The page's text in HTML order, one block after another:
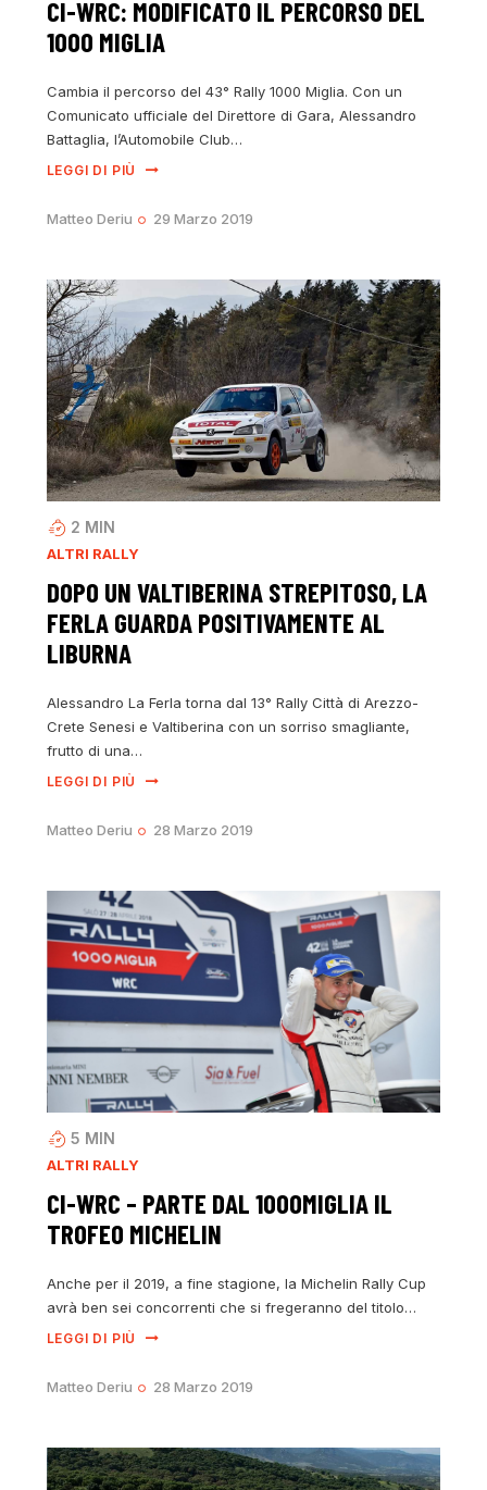
CI-WRC: MODIFICATO IL PERCORSO DEL
1000 MIGLIA
Cambia il percorso del 43° Rally 1000 Miglia. Con un
Comunicato ufficiale del Direttore di Gara, Alessandro
Battaglia, l’Automobile Club…
LEGGI DI PIÙ
Matteo Deriu 29 Marzo 2019
2 MIN
ALTRI RALLY
DOPO UN VALTIBERINA STREPITOSO, LA
FERLA GUARDA POSITIVAMENTE AL
LIBURNA
Alessandro La Ferla torna dal 13° Rally Città di Arezzo-
Crete Senesi e Valtiberina con un sorriso smagliante,
frutto di una…
LEGGI DI PIÙ
Matteo Deriu 28 Marzo 2019
5 MIN
ALTRI RALLY
CI-WRC – PARTE DAL 1000MIGLIA IL
TROFEO MICHELIN
Anche per il 2019, a fine stagione, la Michelin Rally Cup
avrà ben sei concorrenti che si fregeranno del titolo…
LEGGI DI PIÙ
Matteo Deriu 28 Marzo 2019